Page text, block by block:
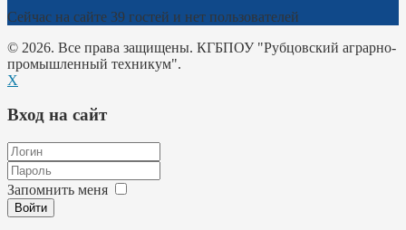
Сейчас на сайте 39 гостей и нет пользователей
© 2026. Все права защищены. КГБПОУ "Рубцовский аграрно-
промышленный техникум".
X
Вход на сайт
Запомнить меня
Войти